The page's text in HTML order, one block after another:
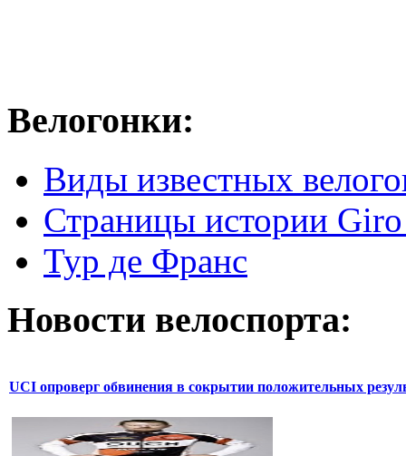
Велогонки:
Виды известных
Страницы истории
Тур де Франс
Новости велоспорта:
UCI опроверг обвинения в сокрытии положительных